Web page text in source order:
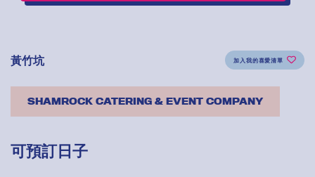
黃竹坑 加入我的喜愛清單
SHAMROCK CATERING & EVENT COMPANY
可預訂日子